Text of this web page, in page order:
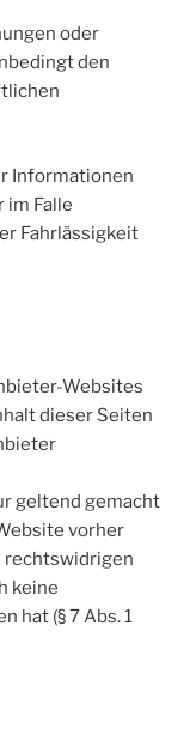
oder
den
Informationen
im Falle
Fahrlässigkeit
Websites
dieser Seiten
geltend gemacht
vorher
rechtswidrigen
keine
hat (§ 7 Abs. 1